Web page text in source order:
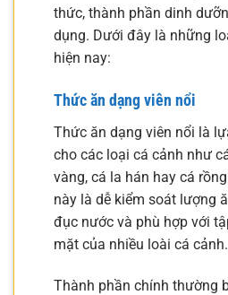
thức, thành phần dinh
dụng. Dưới đây là những
hiện nay:
Thức ăn dạng viên nổi
Thức ăn dạng viên nổi là
cho các loại cá cảnh như
vàng, cá la hán hay cá
này là dễ kiểm soát lượng
đục nước và phù hợp với
mặt của nhiều loài cá cảnh.
Thành phần chính thường